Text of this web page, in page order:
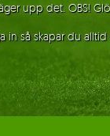
upp det. OBS!
in så skapar du